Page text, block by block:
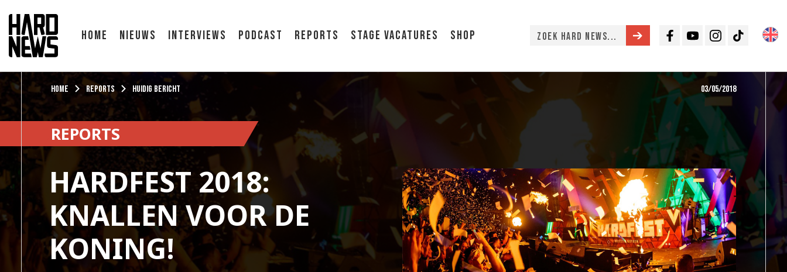
Home Nieuws Interviews Podcast Reports Stage vacatures Shop
Facebook
YoutubeInstagramTikTok
Home Reports Huidig bericht 03/05/2018
REPORTS
HARDFEST 2018:
KNALLEN VOOR DE
KONING!